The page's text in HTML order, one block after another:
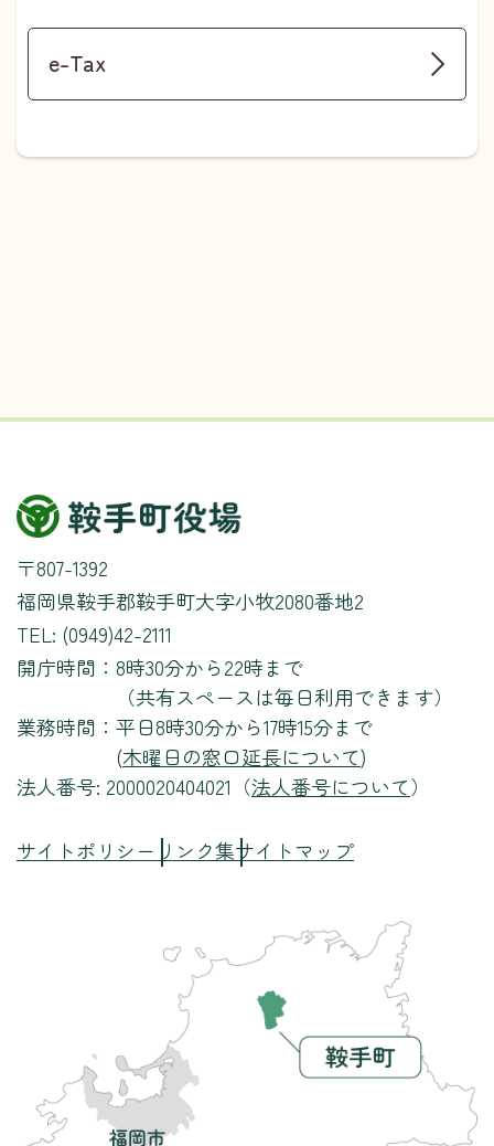
e-Tax
〒807-1392
福岡県鞍手郡鞍手町大字小牧2080番地2
TEL: (0949)42-2111
開庁時間： 8時30分から22時まで
（共有スペースは毎日利用できます）
業務時間： 平日8時30分から17時15分まで
(木曜日の窓口延長について)
法人番号: 2000020404021（法人番号について）
サイトポリシー リンク集サイトマップ